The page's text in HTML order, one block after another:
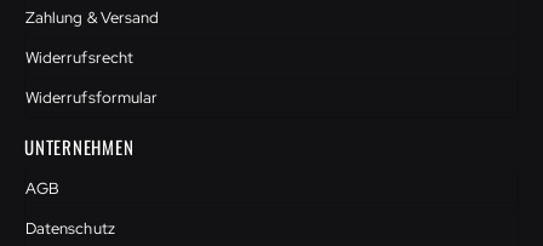
Zahlung & Versand
Widerrufsrecht
Widerrufsformular
UNTERNEHMEN
AGB
Datenschutz